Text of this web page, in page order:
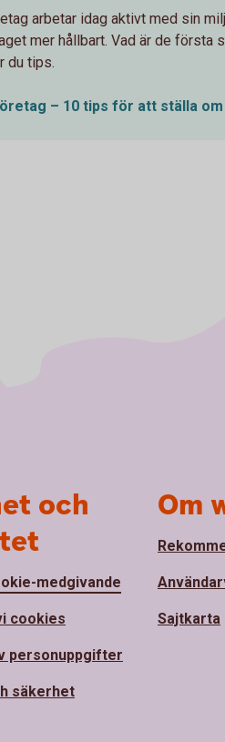
arbetar idag aktivt med sin
mer hållbart. Vad är de första
du tips.
– 10 tips för att ställa om
och
medgivande
cookies
personuppgifter
säkerhet
Om
Sajtkarta